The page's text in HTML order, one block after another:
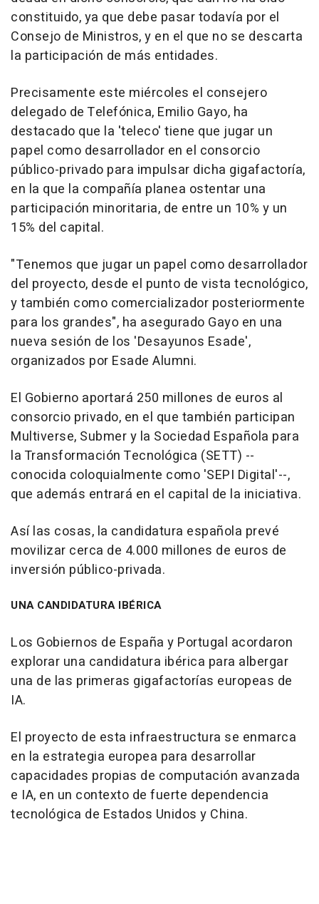
constituido, ya que debe pasar todavía por el
Consejo de Ministros, y en el que no se descarta
la participación de más entidades.
Precisamente este miércoles el consejero
delegado de Telefónica, Emilio Gayo, ha
destacado que la 'teleco' tiene que jugar un
papel como desarrollador en el consorcio
público-privado para impulsar dicha gigafactoría,
en la que la compañía planea ostentar una
participación minoritaria, de entre un 10% y un
15% del capital.
"Tenemos que jugar un papel como desarrollador
del proyecto, desde el punto de vista tecnológico,
y también como comercializador posteriormente
para los grandes", ha asegurado Gayo en una
nueva sesión de los 'Desayunos Esade',
organizados por Esade Alumni.
El Gobierno aportará 250 millones de euros al
consorcio privado, en el que también participan
Multiverse, Submer y la Sociedad Española para
la Transformación Tecnológica (SETT) --
conocida coloquialmente como 'SEPI Digital'--,
que además entrará en el capital de la iniciativa.
Así las cosas, la candidatura española prevé
movilizar cerca de 4.000 millones de euros de
inversión público-privada.
UNA CANDIDATURA IBÉRICA
Los Gobiernos de España y Portugal acordaron
explorar una candidatura ibérica para albergar
una de las primeras gigafactorías europeas de
IA.
El proyecto de esta infraestructura se enmarca
en la estrategia europea para desarrollar
capacidades propias de computación avanzada
e IA, en un contexto de fuerte dependencia
tecnológica de Estados Unidos y China.